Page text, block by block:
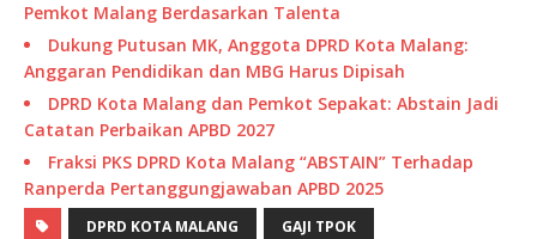
Pemkot Malang Berdasarkan Talenta
Dukung Putusan MK, Anggota DPRD Kota Malang:
Anggaran Pendidikan dan MBG Harus Dipisah
DPRD Kota Malang dan Pemkot Sepakat: Abstain Jadi
Catatan Perbaikan APBD 2027
Fraksi PKS DPRD Kota Malang “ABSTAIN” Terhadap
Ranperda Pertanggungjawaban APBD 2025
DPRD KOTA MALANG GAJI TPOK